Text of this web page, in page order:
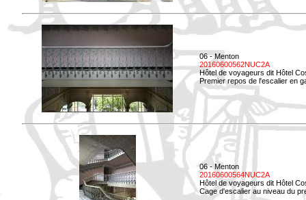
06 - Menton
20160600562NUC2A
Hôtel de voyageurs dit Hôtel
Premier repos de l'escalier en
06 - Menton
20160600564NUC2A
Hôtel de voyageurs dit Hôtel
Cage d'escalier au niveau du